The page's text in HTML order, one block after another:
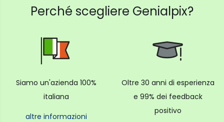
Utensile per impastare in acciaio inox
Perché scegliere Genialpix?
Siamo un'azienda 100%
italiana
altre informazioni
Oltre 30 anni di esperienza
e 99% dei feedback
positivo